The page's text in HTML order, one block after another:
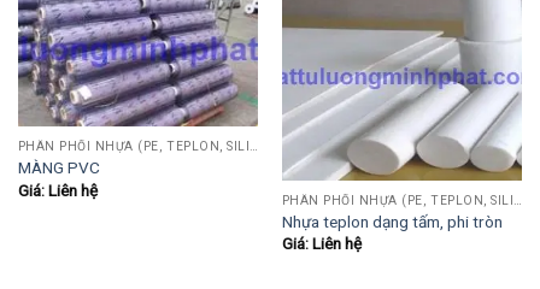
MÀNG PVC
Giá: Liên hệ
Nhựa teplon dạng tấm, phi tròn
Giá: Liên hệ